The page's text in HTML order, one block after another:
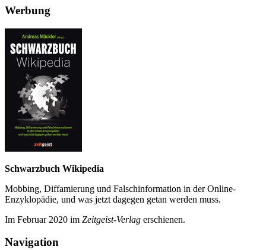
Werbung
Schwarzbuch Wikipedia
Mobbing, Diffamierung und Falsch­information in der Online-
Enzyklo­pädie, und was jetzt da­gegen getan werden muss.
Im Februar 2020 im Zeit­geist-Verlag erschienen.
Navigation